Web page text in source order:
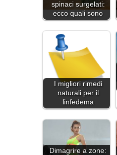
spinaci surgelati:
ecco quali sono
I migliori rimedi
naturali per il
linfedema
Dimagrire a zone: